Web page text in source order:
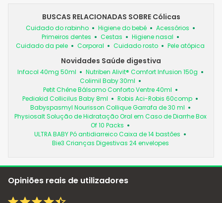
BUSCAS RELACIONADAS SOBRE Cólicas
Cuidado do rabinho Higiene do bebé
Acessórios
Primeiros dentes
Cestas
Higiene nasal
Cuidado da pele
Corporal Cuidado rosto Pele atópica
Novidades Saúde digestiva
Infacol 40mg 50ml
Nutriben Alivit® Comfort Infusion 150g
Colimil Baby 30ml
Petit Chêne Bálsamo Conforto Ventre 40ml
Pediakid Collicilus Baby 8ml
Robis Aci-Robis 60comp
Babyspasmyl Nourisson Collique Garrafa de 30 ml
Physiosalt Solução de Hidratação Oral em Caso de Diarrhe Box
Of 10 Packs
ULTRA BABY Pó antidiarreico Caixa de 14 bastões
Bie3 Crianças Digestivas 24 envelopes
Opiniões reais de utilizadores